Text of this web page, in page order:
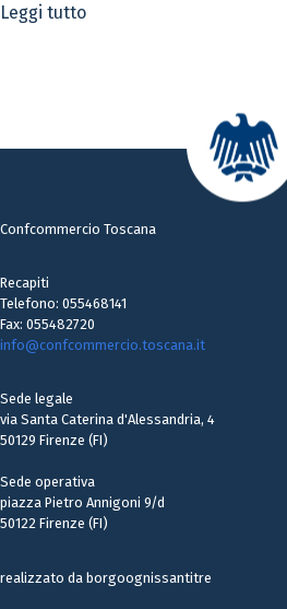
Leggi tutto
Confcommercio Toscana
Recapiti
Telefono: 055468141
Fax: 055482720
info@confcommercio.toscana.it
Sede legale
via Santa Caterina d'Alessandria, 4
50129 Firenze (FI)
Sede operativa
piazza Pietro Annigoni 9/d
50122 Firenze (FI)
realizzato da borgoognissantitre